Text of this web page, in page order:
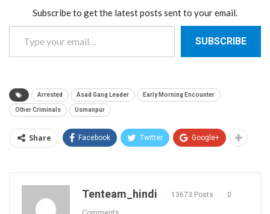
Subscribe to get the latest posts sent to your email.
Type your email…
SUBSCRIBE
Arrested Asad Gang Leader Early Morning Encounter
Other Criminals Usmanpur
Share Facebook Twitter Google+
Tenteam_hindi 13673 Posts 0